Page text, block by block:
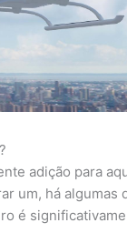
adição para
um, há
é